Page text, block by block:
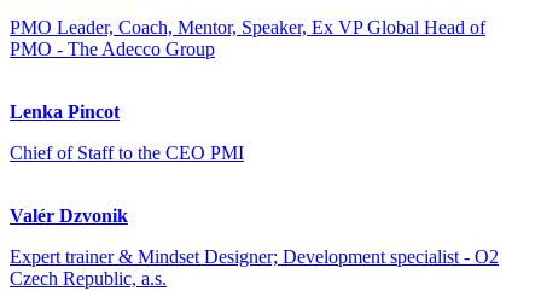
PMO Leader, Coach, Mentor, Speaker, Ex VP Global Head of
PMO - The Adecco Group
Lenka Pincot
Chief of Staff to the CEO PMI
Valér Dzvonik
Expert trainer & Mindset Designer; Development specialist - O2
Czech Republic, a.s.